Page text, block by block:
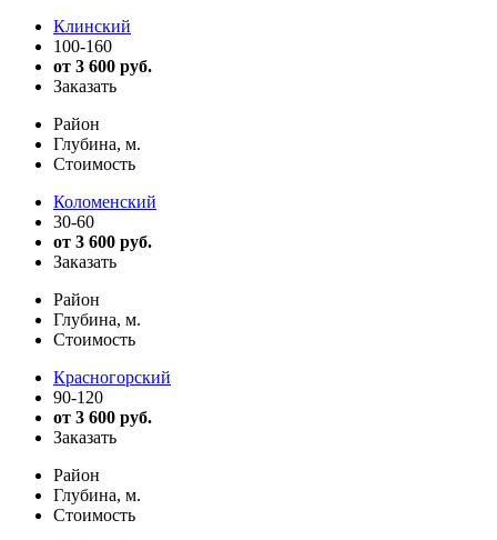
Клинский
100-160
от 3 600 руб.
Заказать
Район
Глубина, м.
Стоимость
Коломенский
30-60
от 3 600 руб.
Заказать
Район
Глубина, м.
Стоимость
Красногорский
90-120
от 3 600 руб.
Заказать
Район
Глубина, м.
Стоимость